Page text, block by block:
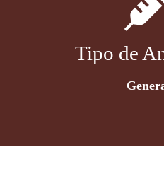
Tipo de